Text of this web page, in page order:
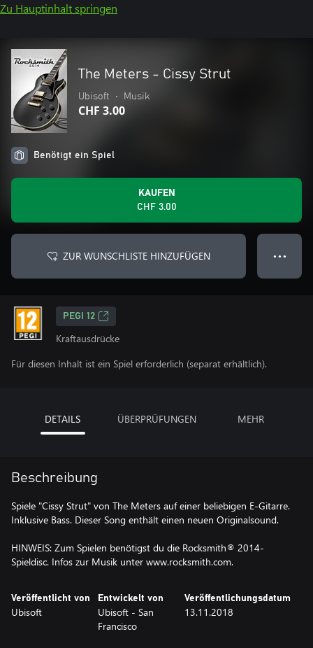
Zu Hauptinhalt springen
The Meters - Cissy Strut
Ubisoft • Musik
CHF 3.00
Benötigt ein Spiel
KAUFEN
CHF 3.00
ZUR WUNSCHLISTE HINZUFÜGEN ● ● ●
PEGI 12
Kraftausdrücke
Für diesen Inhalt ist ein Spiel erforderlich (separat erhältlich).
DETAILS ÜBERPRÜFUNGEN MEHR
Beschreibung
Spiele "Cissy Strut" von The Meters auf einer beliebigen E-Gitarre.
Inklusive Bass. Dieser Song enthält einen neuen Originalsound.
HINWEIS: Zum Spielen benötigst du die Rocksmith® 2014-
Spieldisc. Infos zur Musik unter www.rocksmith.com.
Veröffentlicht von
Ubisoft
Entwickelt von
Ubisoft - San
Francisco
Veröffentlichungsdatum
13.11.2018